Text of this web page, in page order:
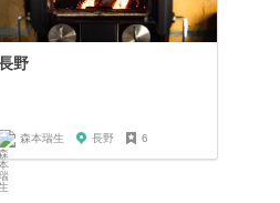
野
森本瑞生 長野 6